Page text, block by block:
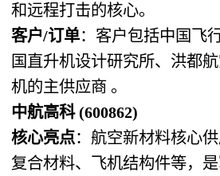
和远程打击的核心。
客户/订单：客户包括中国飞
国直升机设计研究所、洪都
机的主供应商 。
中航高科 (600862)
核心亮点：航空新材料核心
复合材料、飞机结构件等，